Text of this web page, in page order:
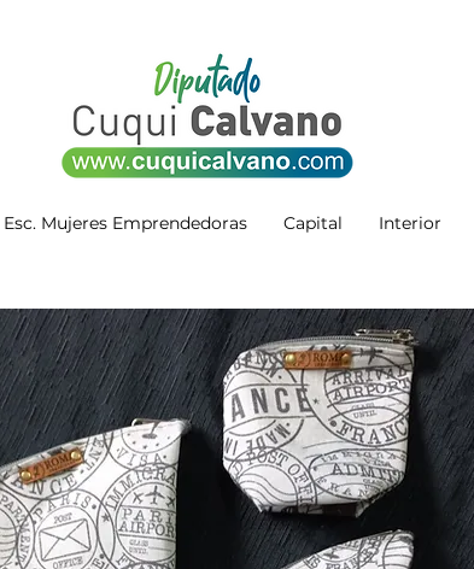
Esc. Mujeres Emprendedoras Capital Interior